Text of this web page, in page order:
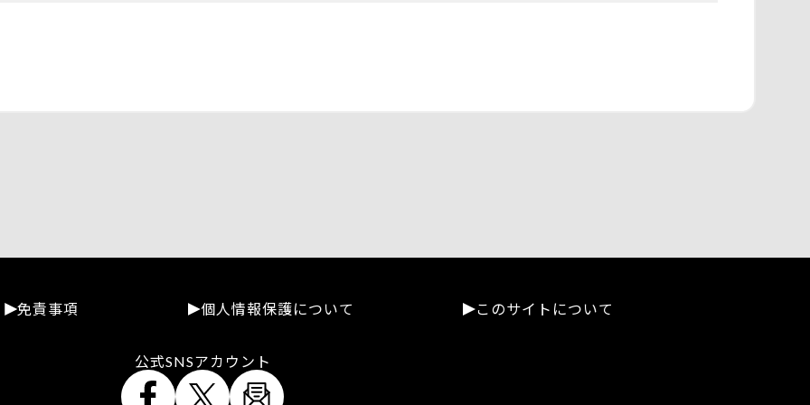
免責事項 個人情報保護について このサイトについて
公式SNSアカウント